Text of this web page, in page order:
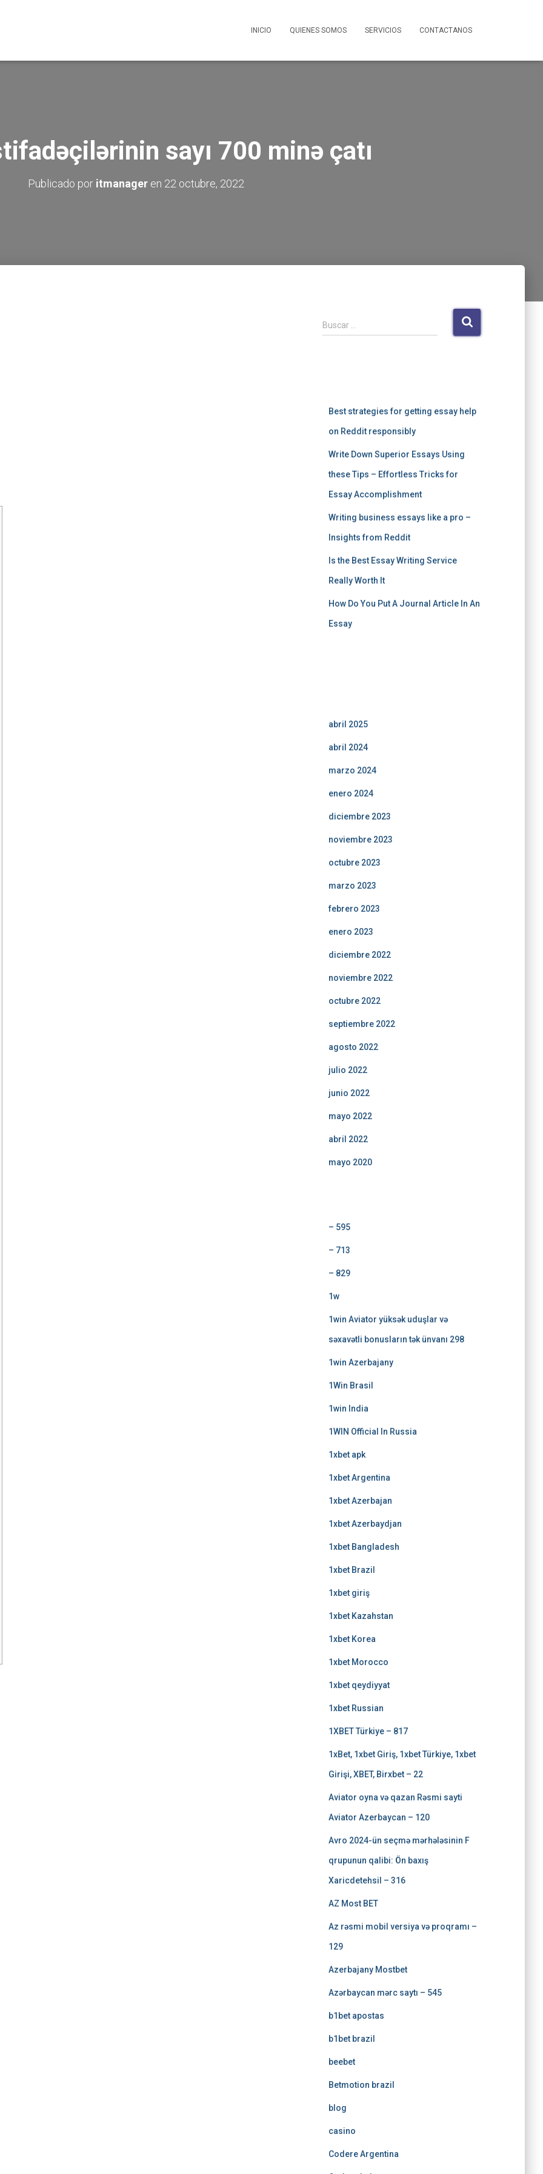
INICIO QUIENES SOMOS SERVICIOS CONTACTANOS
sayı 700 minə çatı
Publicado por itmanageren 22 octubre, 2022
B
u
Buscar …
Best strategies for getting essay help
on Reddit responsibly
Write Down Superior Essays Using
these Tips – Effortless Tricks for
Essay Accomplishment
Writing business essays like a pro –
Insights from Reddit
Is the Best Essay Writing Service
Really Worth It
How Do You Put A Journal Article In An
Essay
abril 2025
abril 2024
marzo 2024
enero 2024
diciembre 2023
noviembre 2023
octubre 2023
marzo 2023
febrero 2023
enero 2023
diciembre 2022
noviembre 2022
octubre 2022
septiembre 2022
agosto 2022
julio 2022
junio 2022
mayo 2022
abril 2022
mayo 2020
– 595
– 713
– 829
1w
1win Aviator yüksək uduşlar və
səxavətli bonusların tək ünvanı 298
1win Azerbajany
1Win Brasil
1win India
1WIN Official In Russia
1xbet apk
1xbet Argentina
1xbet Azerbajan
1xbet Azerbaydjan
1xbet Bangladesh
1xbet Brazil
1xbet giriş
1xbet Kazahstan
1xbet Korea
1xbet Morocco
1xbet qeydiyyat
1xbet Russian
1XBET Türkiye – 817
1xBet, 1xbet Giriş, 1xbet Türkiye, 1xbet
Girişi, XBET, Birxbet – 22
Aviator oyna və qazan Rəsmi sayti
Aviator Azerbaycan – 120
Avro 2024-ün seçmə mərhələsinin F
qrupunun qalibi: Ön baxış
Xaricdetehsil – 316
AZ Most BET
Az rəsmi mobil versiya və proqramı –
129
Azerbajany Mostbet
Azərbaycan mərc saytı – 545
b1bet apostas
b1bet brazil
beebet
Betmotion brazil
blog
casino
Codere Argentina